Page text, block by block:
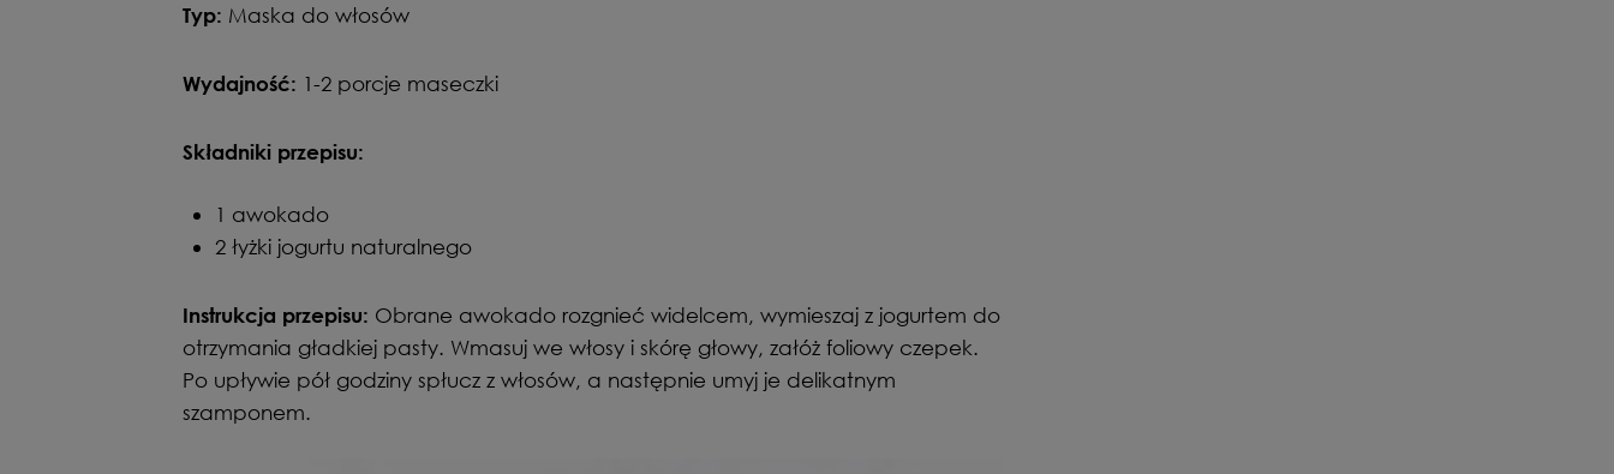
Typ: Maska do włosów
Wydajność: 1-2 porcje maseczki
Składniki przepisu:
1 awokado
2 łyżki jogurtu naturalnego
Instrukcja przepisu: Obrane awokado rozgnieć widelcem, wymieszaj z jogurtem do
otrzymania gładkiej pasty. Wmasuj we włosy i skórę głowy, załóż foliowy czepek.
Po upływie pół godziny spłucz z włosów, a następnie umyj je delikatnym
szamponem.